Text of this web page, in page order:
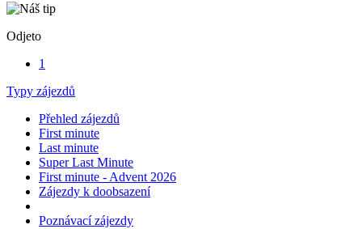
Přehled zájezdů
First minute
Last minute
Super Last Minute
First minute - Advent 2026